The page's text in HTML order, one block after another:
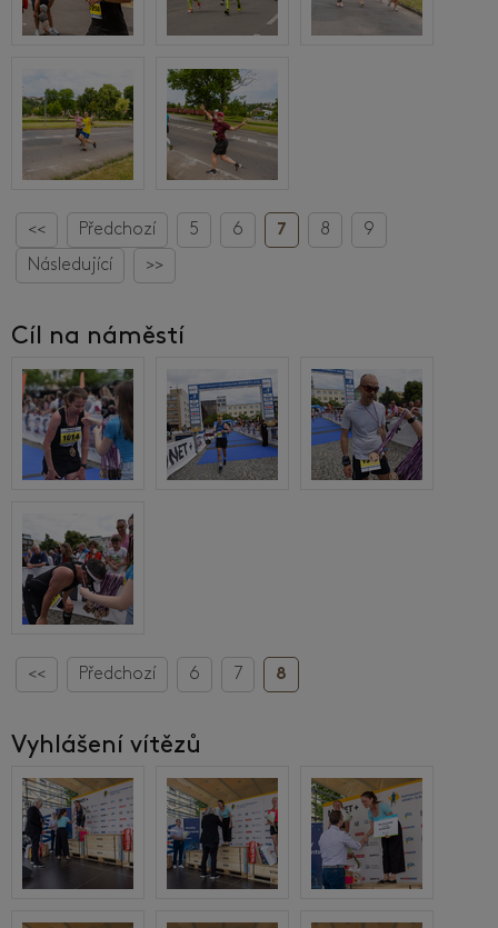
<< Předchozí 5 6 7 8
9
Následující
>>
Cíl na náměstí
<< Předchozí 6 7 8
Vyhlášení vítězů